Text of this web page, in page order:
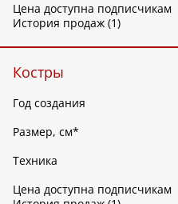
Цена доступна подписчикам
История продаж (1)
Костры
Год создания
Размер, см*
Техника
Цена доступна подписчикам